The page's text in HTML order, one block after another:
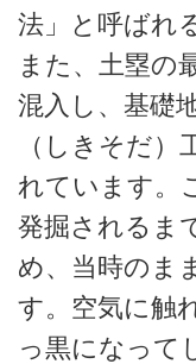
法」と呼ばれ
また、土塁の
混入し、基礎
（しきそだ
れています。
発掘されるま
め、当時のま
す。空気に触
っ黒になって